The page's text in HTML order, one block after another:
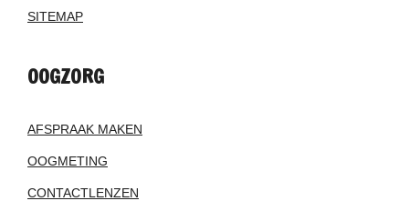
SITEMAP
OOGZORG
AFSPRAAK MAKEN
OOGMETING
CONTACTLENZEN